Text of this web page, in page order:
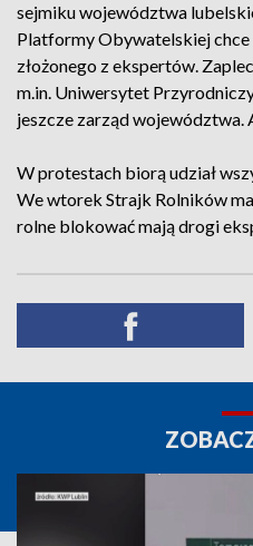
sejmiku województwa
Platformy Obywatelskiej chce
złożonego z ekspertów.
m.in. Uniwersytet
jeszcze zarząd województwa.
W protestach biorą udział
We wtorek Strajk Rolników
rolne blokować mają drogi